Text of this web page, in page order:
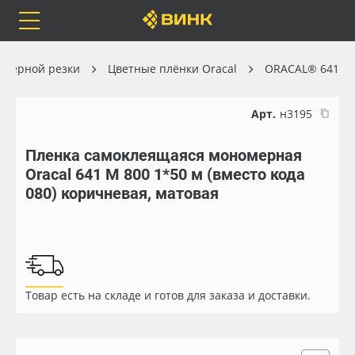
Каталог
Orafol
Доставка
Весь каталог
Рулонные материалы
Листовые материалы
резки Цветные плёнки Oracal ORACAL® 641
Арт. н3195
Пленка самоклеящаяся мономерная
Oracal 641 M 800 1*50 м (вместо кода
080) коричневая, матовая
Товар есть на складе и готов для заказа и доставки.